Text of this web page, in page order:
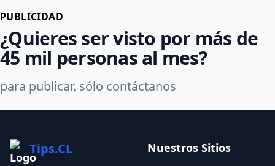
PUBLICIDAD
¿Quieres ser visto por más de
45 mil personas al mes?
para publicar, sólo contáctanos
Tips.CL Nuestros Sitios